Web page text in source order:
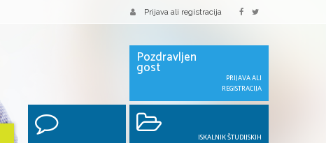
Prijava ali registracija
Pozdravljen
gost
PRIJAVA ALI
REGISTRACIJA
ISKALNIK ŠTUDIJSKIH